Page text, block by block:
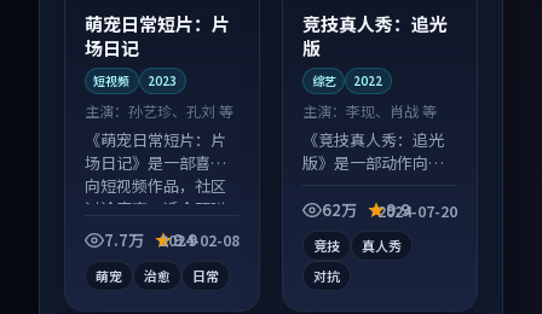
萌宠日常短片：片
场日记
短视频 2023
主演： 孙艺珍、孔刘 等
《萌宠日常短片：片
场日记》是一部喜剧
向短视频作品，社区
讨论度高，适合配弹
幕观看。
7.7万 9.9
2024-02-08
萌宠 治愈 日常
竞技真人秀：追光
版
综艺 2022
主演：李现、肖战 等
《竞技真人秀：追光
版》是一部动作向综
观看，细节更丰富。
62万 9.9
2024-07-20
竞技
真人秀
对抗